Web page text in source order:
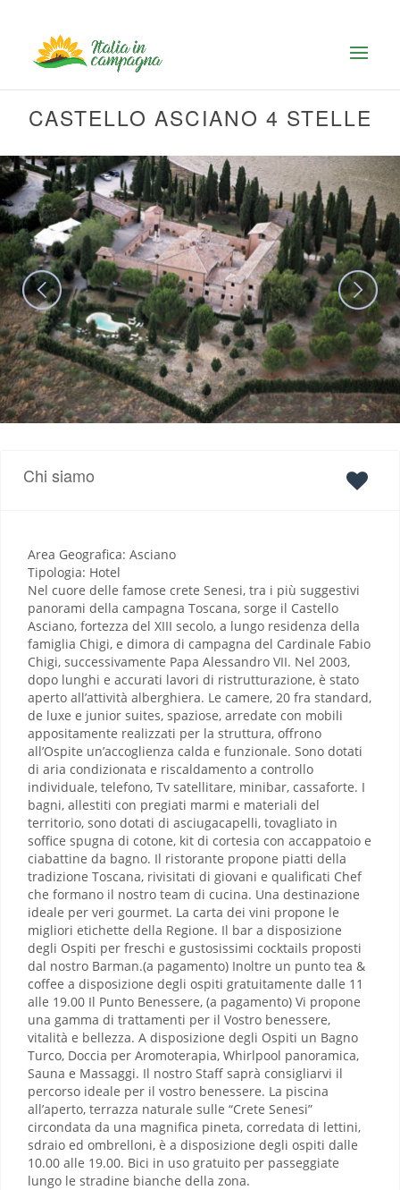
CASTELLO ASCIANO 4 STELLE
Chi siamo
Area Geografica: Asciano
Tipologia: Hotel
Nel cuore delle famose crete Senesi, tra i più suggestivi
panorami della campagna Toscana, sorge il Castello
Asciano, fortezza del XIII secolo, a lungo residenza della
famiglia Chigi, e dimora di campagna del Cardinale Fabio
Chigi, successivamente Papa Alessandro VII. Nel 2003,
dopo lunghi e accurati lavori di ristrutturazione, è stato
aperto all’attività alberghiera. Le camere, 20 fra standard,
de luxe e junior suites, spaziose, arredate con mobili
appositamente realizzati per la struttura, offrono
all’Ospite un’accoglienza calda e funzionale. Sono dotati
di aria condizionata e riscaldamento a controllo
individuale, telefono, Tv satellitare, minibar, cassaforte. I
bagni, allestiti con pregiati marmi e materiali del
territorio, sono dotati di asciugacapelli, tovagliato in
soffice spugna di cotone, kit di cortesia con accappatoio e
ciabattine da bagno. Il ristorante propone piatti della
tradizione Toscana, rivisitati di giovani e qualificati Chef
che formano il nostro team di cucina. Una destinazione
ideale per veri gourmet. La carta dei vini propone le
migliori etichette della Regione. Il bar a disposizione
degli Ospiti per freschi e gustosissimi cocktails proposti
dal nostro Barman.(a pagamento) Inoltre un punto tea &
coffee a disposizione degli ospiti gratuitamente dalle 11
alle 19.00 Il Punto Benessere, (a pagamento) Vi propone
una gamma di trattamenti per il Vostro benessere,
vitalità e bellezza. A disposizione degli Ospiti un Bagno
Turco, Doccia per Aromoterapia, Whirlpool panoramica,
Sauna e Massaggi. Il nostro Staff saprà consigliarvi il
percorso ideale per il vostro benessere. La piscina
all’aperto, terrazza naturale sulle “Crete Senesi”
circondata da una magnifica pineta, corredata di lettini,
sdraio ed ombrelloni, è a disposizione degli ospiti dalle
10.00 alle 19.00. Bici in uso gratuito per passeggiate
lungo le stradine bianche della zona.